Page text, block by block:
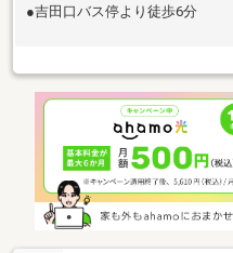
●吉田口バス停より徒歩6分